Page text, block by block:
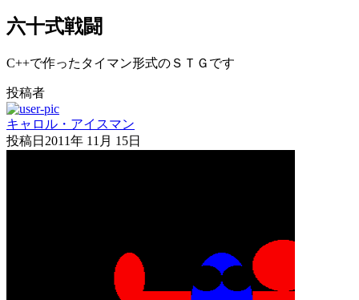
六十式戦闘
C++で作ったタイマン形式のＳＴＧです
投稿者
キャロル・アイスマン
投稿日 2011年 11月 15日